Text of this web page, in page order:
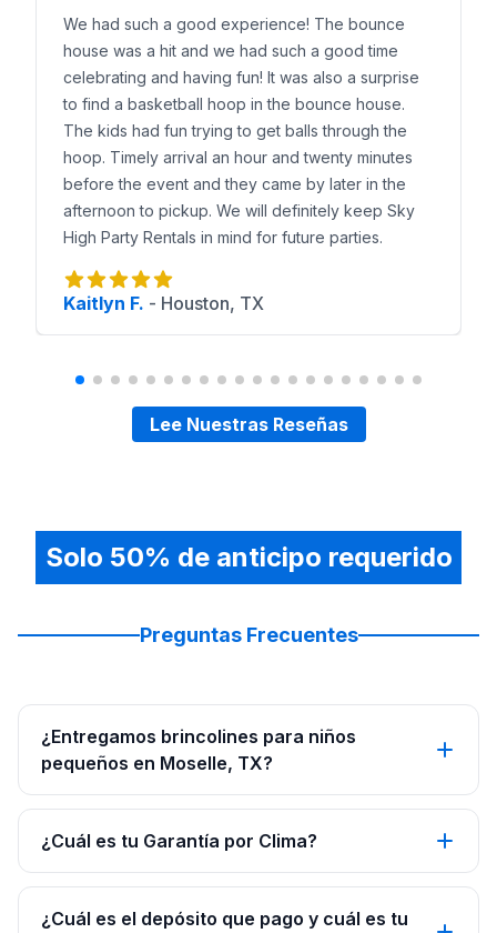
We had such a good experience! The bounce
house was a hit and we had such a good time
celebrating and having fun! It was also a surprise
to find a basketball hoop in the bounce house.
The kids had fun trying to get balls through the
hoop. Timely arrival an hour and twenty minutes
before the event and they came by later in the
afternoon to pickup. We will definitely keep Sky
High Party Rentals in mind for future parties.
Kaitlyn F. - Houston, TX
Lee Nuestras Reseñas
Solo 50% de anticipo requerido
Preguntas Frecuentes
¿Entregamos brincolines para niños
pequeños en Moselle, TX?
¿Cuál es tu Garantía por Clima?
¿Cuál es el depósito que pago y cuál es tu